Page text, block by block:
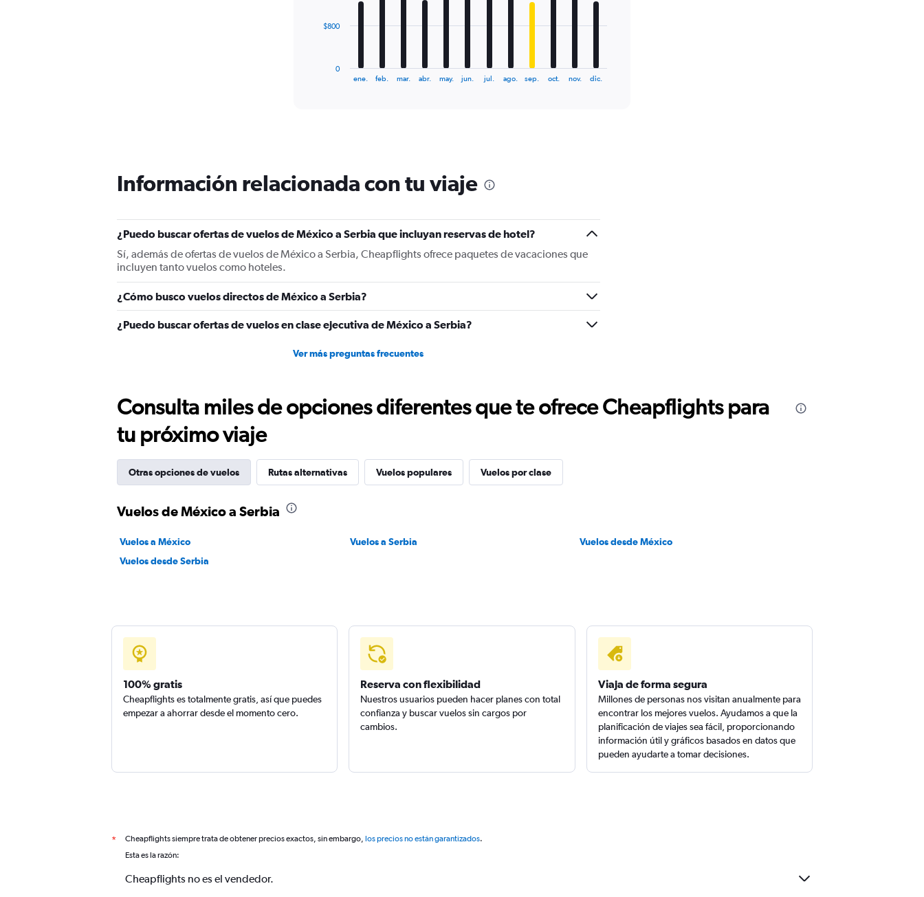
The
chart
has
Y
axis
displaying
values.
0
to
2400.
ene. feb. mar. abr. may. jun. jul. ago. sep. oct. nov. dic.
0
$800
Información relacionada con tu viaje
¿Puedo buscar ofertas de vuelos de México a Serbia que incluyan reservas de hotel?
Sí, además de ofertas de vuelos de México a Serbia, Cheapflights ofrece paquetes de vacaciones que
incluyen tanto vuelos como hoteles.
¿Cómo busco vuelos directos de México a Serbia?
¿Puedo buscar ofertas de vuelos en clase ejecutiva de México a Serbia?
Ver más preguntas frecuentes
Consulta miles de opciones diferentes que te ofrece Cheapflights para
tu próximo viaje
Otras opciones de vuelos Rutas alternativas Vuelos populares Vuelos por clase
Vuelos de México a Serbia
Vuelos a México Vuelos a Serbia
Vuelos desde México
Vuelos desde Serbia
100% gratis
Cheapflights es totalmente gratis, así que puedes
empezar a ahorrar desde el momento cero.
Reserva con flexibilidad
Nuestros usuarios pueden hacer planes con total
confianza y buscar vuelos sin cargos por
cambios.
Viaja de forma segura
Millones de personas nos visitan anualmente para
encontrar los mejores vuelos. Ayudamos a que la
planificación de viajes sea fácil, proporcionando
información útil y gráficos basados en datos que
pueden ayudarte a tomar decisiones.
* Cheapflights siempre trata de obtener precios exactos, sin embargo, los precios no están garantizados.
Esta es la razón:
Cheapflights no es el vendedor.